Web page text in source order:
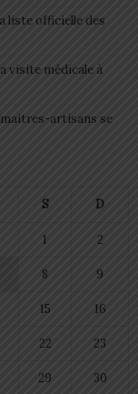
liste officielle des
visite médicale à
maitres-artisans se
S D
1 2
8 9
15 16
22 23
29 30